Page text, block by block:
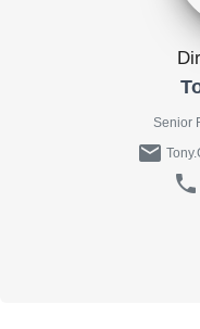
Senior
mail
phone